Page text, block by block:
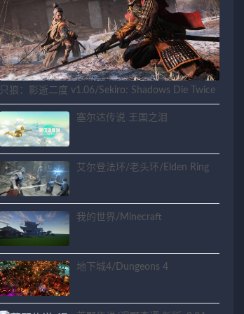
只狼：影逝二度 v1.06/Sekiro: Shadows Die Twice
塞尔达传说 王国之泪
艾尔登法环/老头环/Elden Ring
我的世界/Minecraft
地下城4/Dungeons 4